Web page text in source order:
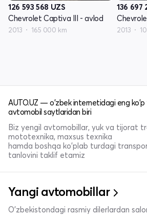
126 593 568 UZS
Chevrolet Captiva III - avlod
2013 165 000 km
136 697
2013
AUTO.UZ — o'zbek internetidagi eng ko'p
avtomobil saytlaridan biri
Biz yengil avtomobillar, yuk va tijorat
mototexnika, maxsus texnika
hamda boshqa ko'plab turdagi
tanlovini taklif etamiz
Yangi avtomobillar
O'zbekistondagi rasmiy dilerlardan